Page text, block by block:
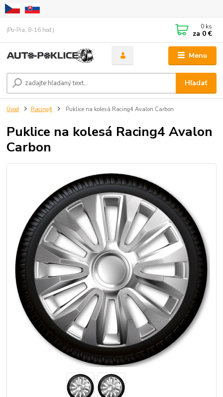
Menu
Hľadať
(Po-Pia, 8-16 hod.) 0 ks
za 0 €
Úvod Racing4 Puklice na kolesá Racing4 Avalon Carbon
Puklice na kolesá Racing4 Avalon
Carbon